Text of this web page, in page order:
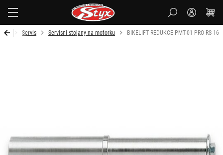
Servis Servisní stojany na motorku BIKELIFT REDUKCE PMT-01 PRO RS-16